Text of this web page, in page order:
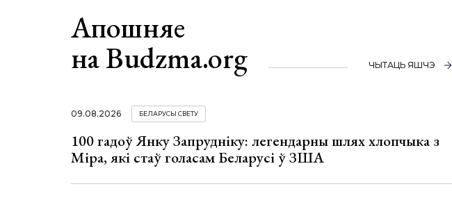
Апошняе
на Budzma.org
ЧЫТАЦЬ ЯШЧЭ
09.08.2026 БЕЛАРУСЫ СВЕТУ
100 гадоў Янку Запрудніку: легендарны шлях хлопчыка з
Міра, які стаў голасам Беларусі ў ЗША